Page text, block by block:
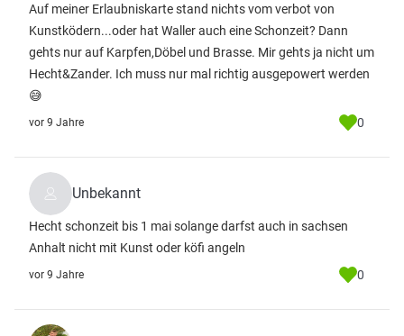
Auf meiner Erlaubniskarte stand nichts vom verbot von
Kunstködern...oder hat Waller auch eine Schonzeit? Dann
gehts nur auf Karpfen,Döbel und Brasse. Mir gehts ja nicht um
Hecht&Zander. Ich muss nur mal richtig ausgepowert werden
😅
vor 9 Jahre 0
Unbekannt
Hecht schonzeit bis 1 mai solange darfst auch in sachsen
Anhalt nicht mit Kunst oder köfi angeln
vor 9 Jahre 0